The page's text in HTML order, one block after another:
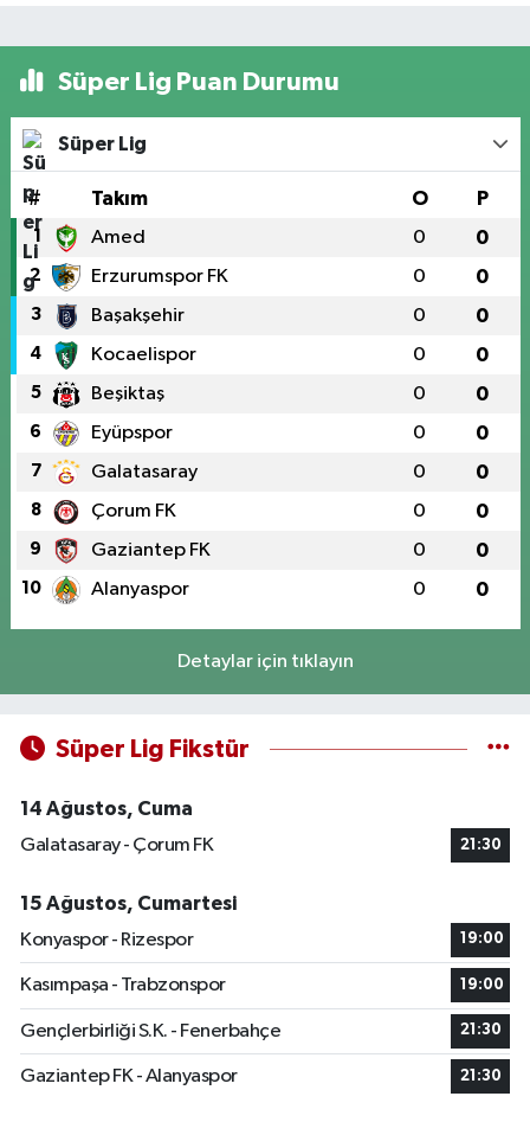
Süper Lig Puan Durumu
Süper Lig
# Takım O P
1 Amed 0 0
2 Erzurumspor FK 0 0
3 Başakşehir 0 0
4 Kocaelispor 0 0
5 Beşiktaş 0 0
6 Eyüpspor 0 0
7 Galatasaray 0 0
8 Çorum FK 0 0
9 Gaziantep FK 0 0
10 Alanyaspor 0 0
Detaylar için tıklayın
Süper Lig Fikstür
14 Ağustos, Cuma
Galatasaray - Çorum FK
21:30
15 Ağustos, Cumartesi
Konyaspor - Rizespor
19:00
Kasımpaşa - Trabzonspor 19:00
Gençlerbirliği S.K. - Fenerbahçe 21:30
Gaziantep FK - Alanyaspor 21:30